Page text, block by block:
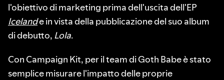
l'obiettivo di marketing prima dell'uscita dell'EP
Icelande in vista della pubblicazione del suo album
di debutto, Lola.
Con Campaign Kit, per il team di Goth Babe è stato
semplice misurare l'impatto delle proprie